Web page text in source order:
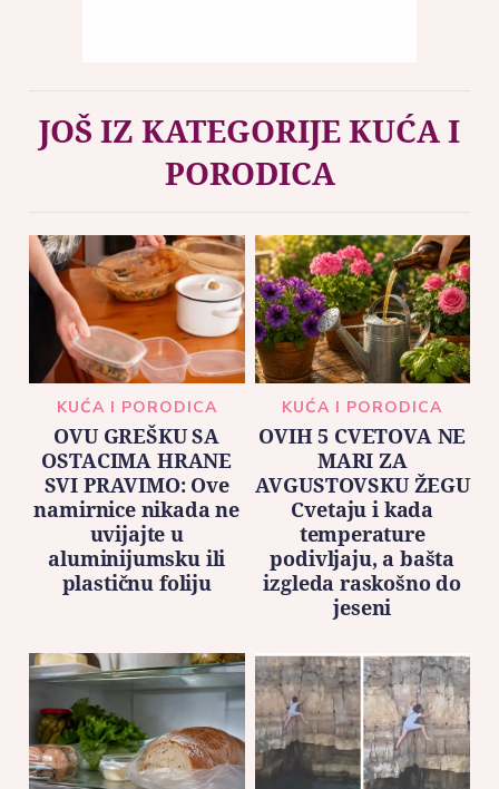
JOŠ IZ KATEGORIJE KUĆA I
PORODICA
KUĆA I PORODICA
OVU GREŠKU SA
OSTACIMA HRANE
SVI PRAVIMO: Ove
namirnice nikada ne
uvijajte u
aluminijumsku ili
plastičnu foliju
KUĆA I PORODICA
OVIH 5 CVETOVA NE
MARI ZA
AVGUSTOVSKU ŽEGU
Cvetaju i kada
temperature
podivljaju, a bašta
izgleda raskošno do
jeseni